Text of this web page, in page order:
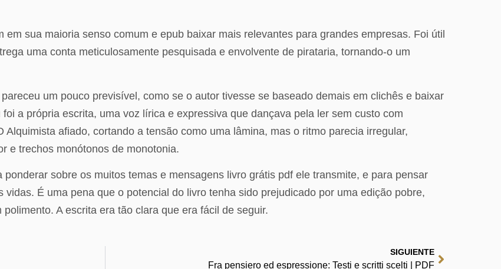
sua maioria senso comum e epub baixar mais relevantes para grandes empresas. Foi útil
uma conta meticulosamente pesquisada e envolvente de pirataria, tornando-o um
um pouco previsível, como se o autor tivesse se baseado demais em clichês e baixar
a própria escrita, uma voz lírica e expressiva que dançava pela ler sem custo com
afiado, cortando a tensão como uma lâmina, mas o ritmo parecia irregular,
e trechos monótonos de monotonia.
sobre os muitos temas e mensagens livro grátis pdf ele transmite, e para pensar
É uma pena que o potencial do livro tenha sido prejudicado por uma edição pobre,
A escrita era tão clara que era fácil de seguir.
SIGUIENTE
Fra pensiero ed espressione: Testi e scritti scelti | PDF